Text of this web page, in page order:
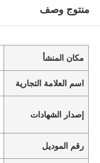
منتوج وصف
مكان المنشأ
اسم العلامة التجارية
إصدار الشهادات
رقم الموديل